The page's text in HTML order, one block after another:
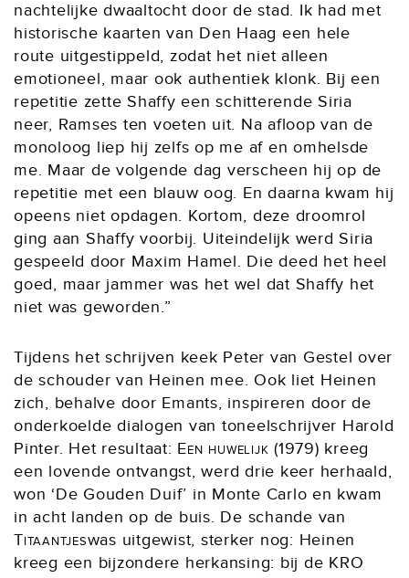
nachtelijke dwaaltocht door de stad. Ik had met
historische kaarten van Den Haag een hele
route uitgestippeld, zodat het niet alleen
emotioneel, maar ook authentiek klonk. Bij een
repetitie zette Shaffy een schitterende Siria
neer, Ramses ten voeten uit. Na afloop van de
monoloog liep hij zelfs op me af en omhelsde
me. Maar de volgende dag verscheen hij op de
repetitie met een blauw oog. En daarna kwam hij
opeens niet opdagen. Kortom, deze droomrol
ging aan Shaffy voorbij. Uiteindelijk werd Siria
gespeeld door Maxim Hamel. Die deed het heel
goed, maar jammer was het wel dat Shaffy het
niet was geworden.”
Tijdens het schrijven keek Peter van Gestel over
de schouder van Heinen mee. Ook liet Heinen
zich, behalve door Emants, inspireren door de
onderkoelde dialogen van toneelschrijver Harold
Pinter. Het resultaat: Een huwelijk (1979) kreeg
een lovende ontvangst, werd drie keer herhaald,
won ‘De Gouden Duif’ in Monte Carlo en kwam
in acht landen op de buis. De schande van
Titaantjeswas uitgewist, sterker nog: Heinen
kreeg een bijzondere herkansing: bij de KRO